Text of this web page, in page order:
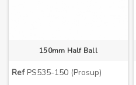
150mm Half Ball
RefPS535-150 (Prosup)